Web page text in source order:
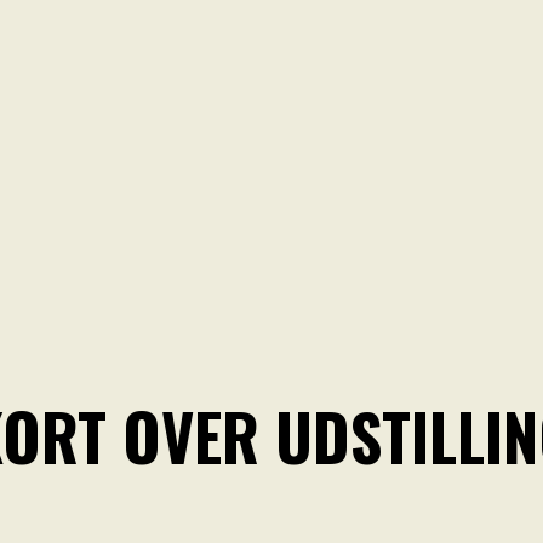
OVER